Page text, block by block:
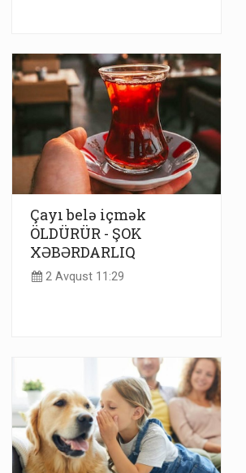
Çayı belə içmək
ÖLDÜRÜR - ŞOK
XƏBƏRDARLIQ
2 Avqust 11:29